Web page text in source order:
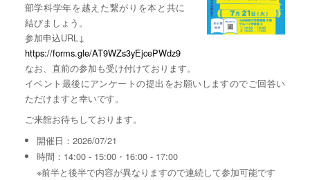
部学科学年を越えた繋がりを本と共に
結びましょう。
参加申込URL↓
https://forms.gle/AT9WZs3yEjcePWdz9
なお、直前の参加も受け付けております。
イベント最後にアンケートの提出をお願いしますのでご回答い
ただけますと幸いです。
ご来館お待ちしております。
開催日：2026/07/21
時間：14:00 - 15:00・16:00 - 17:00
※前半と後半で内容が異なりますので連続して参加可能です